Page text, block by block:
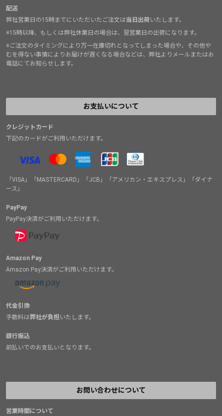
配送
弊社営業日の15時までにいただいたご注文は当日出荷いたします。
※15時以降、もしくは弊社休業日の場合は、翌営業日の出荷になります。
※ご注文のタイミングにより万一在庫切れとなってしまった場合や、その他や
むを得ない事情によりお届けが遅くなる場合などは、弊社よりメールまたはお
電話にてお知らせします。
お支払いについて
クレジットカード
下記のカードがご利用いただけます。
「VISA」「MASTERCARD」「JCB」「アメリカン・エキスプレス」「ダイナ
ース」
PayPay
PayPay決済がご利用いただけます。
Amazon Pay
Amazon Pay決済がご利用いただけます。
代金引換
手数料は弊社が負担いたします。
銀行振込
前払いでのお支払いとなります。
お問い合わせについて
営業時間について